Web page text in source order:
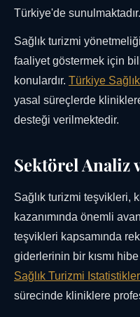
Türkiye'de sunulmaktadır.
Sağlık turizmi
faaliyet göstermek için
konulardır. Türkiye
yasal süreçlerde
desteği verilmektedir.
Sektörel Analiz
Sağlık turizmi teşvikleri,
kazanımında önemli
teşvikleri kapsamında
giderlerinin bir kısmı
Sağlık Turizmi
sürecinde kliniklere